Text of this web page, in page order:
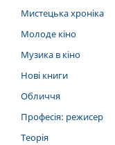
Мистецька хроніка
Молоде кіно
Музика в кіно
Нові книги
Обличчя
Професія: режисер
Теорія